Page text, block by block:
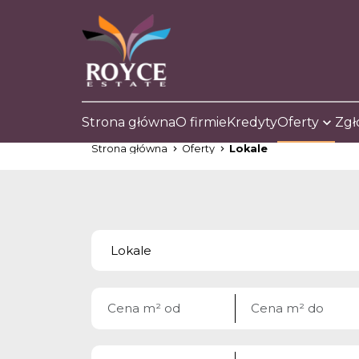
Strona głównaO firmieKredytyOferty
Strona główna Oferty Lokale